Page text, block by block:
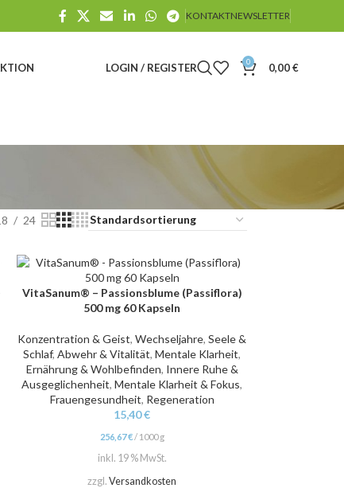
KONTAKTNEWSLETTER
LOGIN / REGISTER 0 0,00€
24
IN DEN WARENKORB
VitaSanum® – Passionsblume (Passiflora)
500 mg 60 Kapseln
Konzentration & Geist,Wechseljahre,Seele &
Schlaf,Abwehr & Vitalität,Mentale Klarheit,
Ernährung & Wohlbefinden, Innere Ruhe &
Ausgeglichenheit,Mentale Klarheit & Fokus,
Frauengesundheit, Regeneration
15,40€
256,67€/ 1000 g
inkl. 19 % MwSt.
zzgl.Versandkosten